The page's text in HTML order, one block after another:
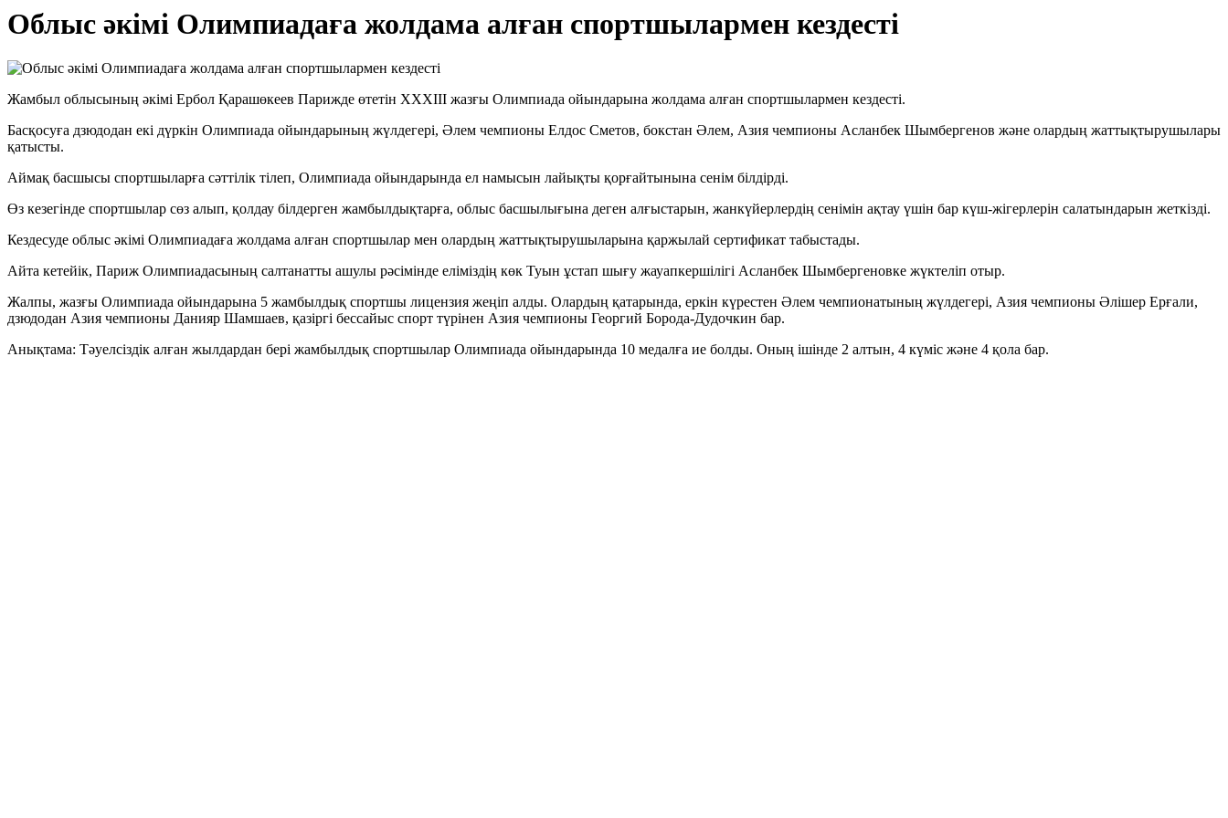
Облыс әкімі Олимпиадаға жолдама алған спортшылармен кездесті
Жамбыл облысының әкімі Ербол Қарашөкеев Парижде өтетін XXXІІІ жазғы Олимпиада ойындарына жолдама алған спортшылармен кездесті.
Басқосуға дзюдодан екі дүркін Олимпиада ойындарының жүлдегері, Әлем чемпионы Елдос Сметов, бокстан Әлем, Азия чемпионы Асланбек Шымбергенов және олардың жаттықтырушылары
қатысты.
Аймақ басшысы спортшыларға сәттілік тілеп, Олимпиада ойындарында ел намысын лайықты қорғайтынына сенім білдірді.
Өз кезегінде спортшылар сөз алып, қолдау білдерген жамбылдықтарға, облыс басшылығына деген алғыстарын, жанкүйерлердің сенімін ақтау үшін бар күш-жігерлерін салатындарын жеткізді.
Кездесуде облыс әкімі Олимпиадаға жолдама алған спортшылар мен олардың жаттықтырушыларына қаржылай сертификат табыстады.
Айта кетейік, Париж Олимпиадасының салтанатты ашулы рәсімінде еліміздің көк Туын ұстап шығу жауапкершілігі Асланбек Шымбергеновке жүктеліп отыр.
Жалпы, жазғы Олимпиада ойындарына 5 жамбылдық спортшы лицензия жеңіп алды. Олардың қатарында, еркін күрестен Әлем чемпионатының жүлдегері, Азия чемпионы Әлішер Ерғали,
дзюдодан Азия чемпионы Данияр Шамшаев, қазіргі бессайыс спорт түрінен Азия чемпионы Георгий Борода-Дудочкин бар.
Анықтама: Тәуелсіздік алған жылдардан бері жамбылдық спортшылар Олимпиада ойындарында 10 медалға ие болды. Оның ішінде 2 алтын, 4 күміс және 4 қола бар.